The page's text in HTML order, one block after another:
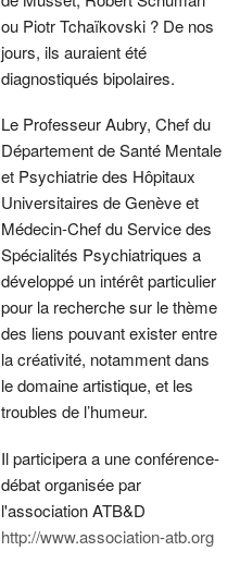
ou Piotr Tchaïkovski ? De nos
jours, ils auraient été
diagnostiqués bipolaires.
Le Professeur Aubry, Chef du
Département de Santé Mentale
et Psychiatrie des Hôpitaux
Universitaires de Genève et
Médecin-Chef du Service des
Spécialités Psychiatriques a
développé un intérêt particulier
pour la recherche sur le thème
des liens pouvant exister entre
la créativité, notamment dans
le domaine artistique, et les
troubles de l’humeur.
Il participera a une conférence-
débat organisée par
l'association ATB&D
http://www.association-atb.org